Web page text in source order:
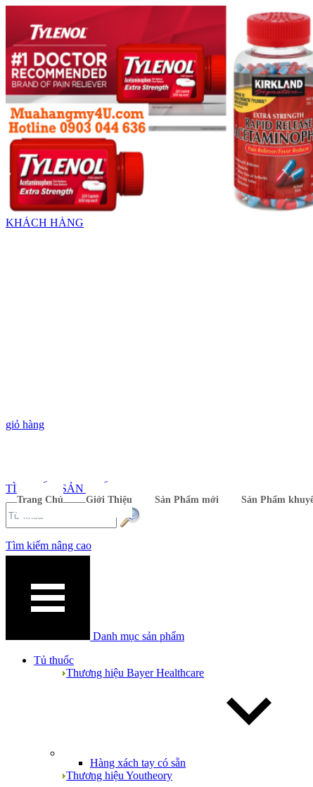
KHÁCH HÀNG
giỏ hàng
Trang Chủ Giới Thiệu Sản Phẩm mới Sản Phẩm
TÌM KIẾM SẢN PHẨM
Tìm kiếm nâng cao
Danh mục sản phẩm
Tủ thuốc
Thương hiệu Bayer Healthcare
Hàng xách tay có sẵn
Thương hiệu Youtheory